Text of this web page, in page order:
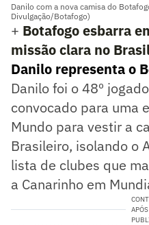
Danilo com a nova camisa do
Divulgação/Botafogo)
+ Botafogo esbarra
missão clara no
Danilo representa o
Danilo foi o 48º
convocado para uma
Mundo para vestir a
Brasileiro, isolando o
lista de clubes que
a Canarinho em